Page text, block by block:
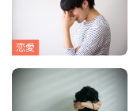
恋愛